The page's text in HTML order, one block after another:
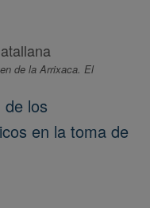
de la Arrixaca. El
de los
en la toma de